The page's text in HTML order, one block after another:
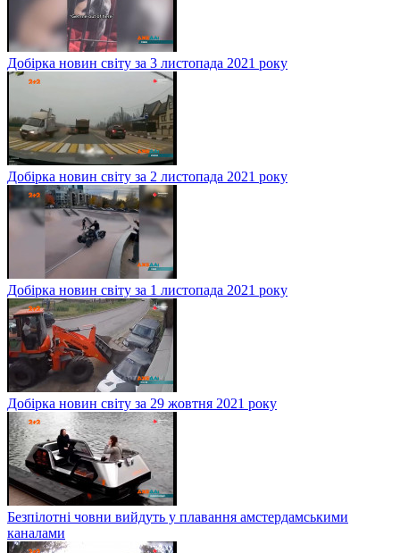
Добірка новин світу за 3 листопада 2021 року
Добірка новин світу за 2 листопада 2021 року
Добірка новин світу за 1 листопада 2021 року
Добірка новин світу за 29 жовтня 2021 року
Безпілотні човни вийдуть у плавання амстердамськими
каналами